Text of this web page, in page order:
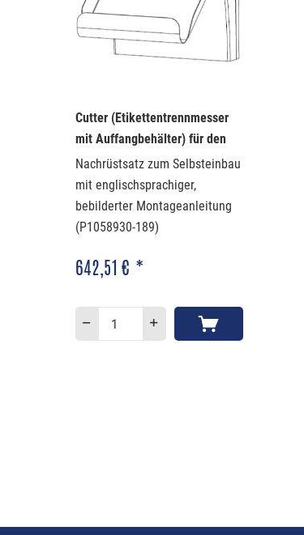
Cutter (Etikettentrennmesser
mit Auffangbehälter) für den
Zebra ZT410/411
Nachrüstsatz zum Selbsteinbau
mit englischsprachiger,
bebilderter Montageanleitung
(P1058930-189)
642,51 € *